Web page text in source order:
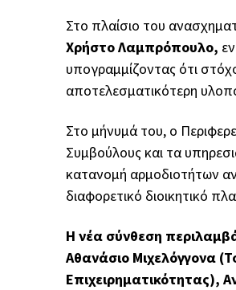
Στο πλαίσιο του
Χρήστο Λαμπρόπουλο,
υπογραμμίζοντας ότι
αποτελεσματικότερη
Στο μήνυμά του, ο
Συμβούλους και τα
κατανομή αρμοδιοτήτων
διαφορετικό διοικητικό
Η νέα σύνθεση
Αθανάσιο Μιχελόγγονα
Επιχειρηματικότητας),